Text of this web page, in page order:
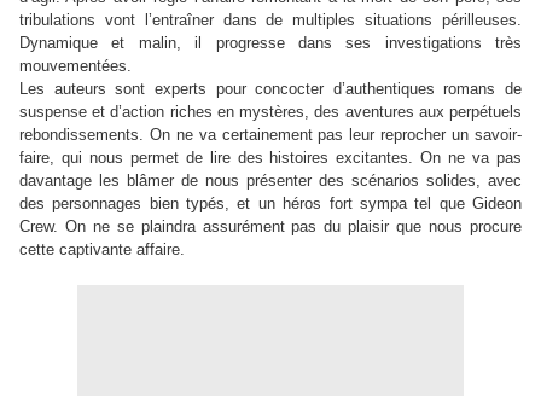
tribulations vont l’entraîner dans de multiples situations périlleuses.
Dynamique et malin, il progresse dans ses investigations très
mouvementées.
Les auteurs sont experts pour concocter d’authentiques romans de
suspense et d’action riches en mystères, des aventures aux perpétuels
rebondissements. On ne va certainement pas leur reprocher un savoir-
faire, qui nous permet de lire des histoires excitantes. On ne va pas
davantage les blâmer de nous présenter des scénarios solides, avec
des personnages bien typés, et un héros fort sympa tel que Gideon
Crew. On ne se plaindra assurément pas du plaisir que nous procure
cette captivante affaire.